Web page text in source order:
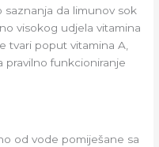
saznanja da limunov sok
visokog udjela vitamina
tvari poput vitamina A,
pravilno funkcioniranje
od vode pomiješane sa